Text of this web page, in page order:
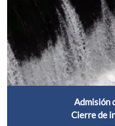
Admisión
Cierre de